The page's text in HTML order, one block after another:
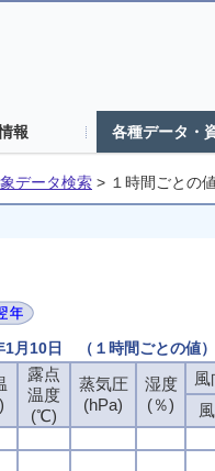
報 各種データ・
データ検索 > １時間ごとの
月10日 （１時間ごとの値）
露点
温度
(℃)
蒸気圧
(hPa)
湿度
(％)